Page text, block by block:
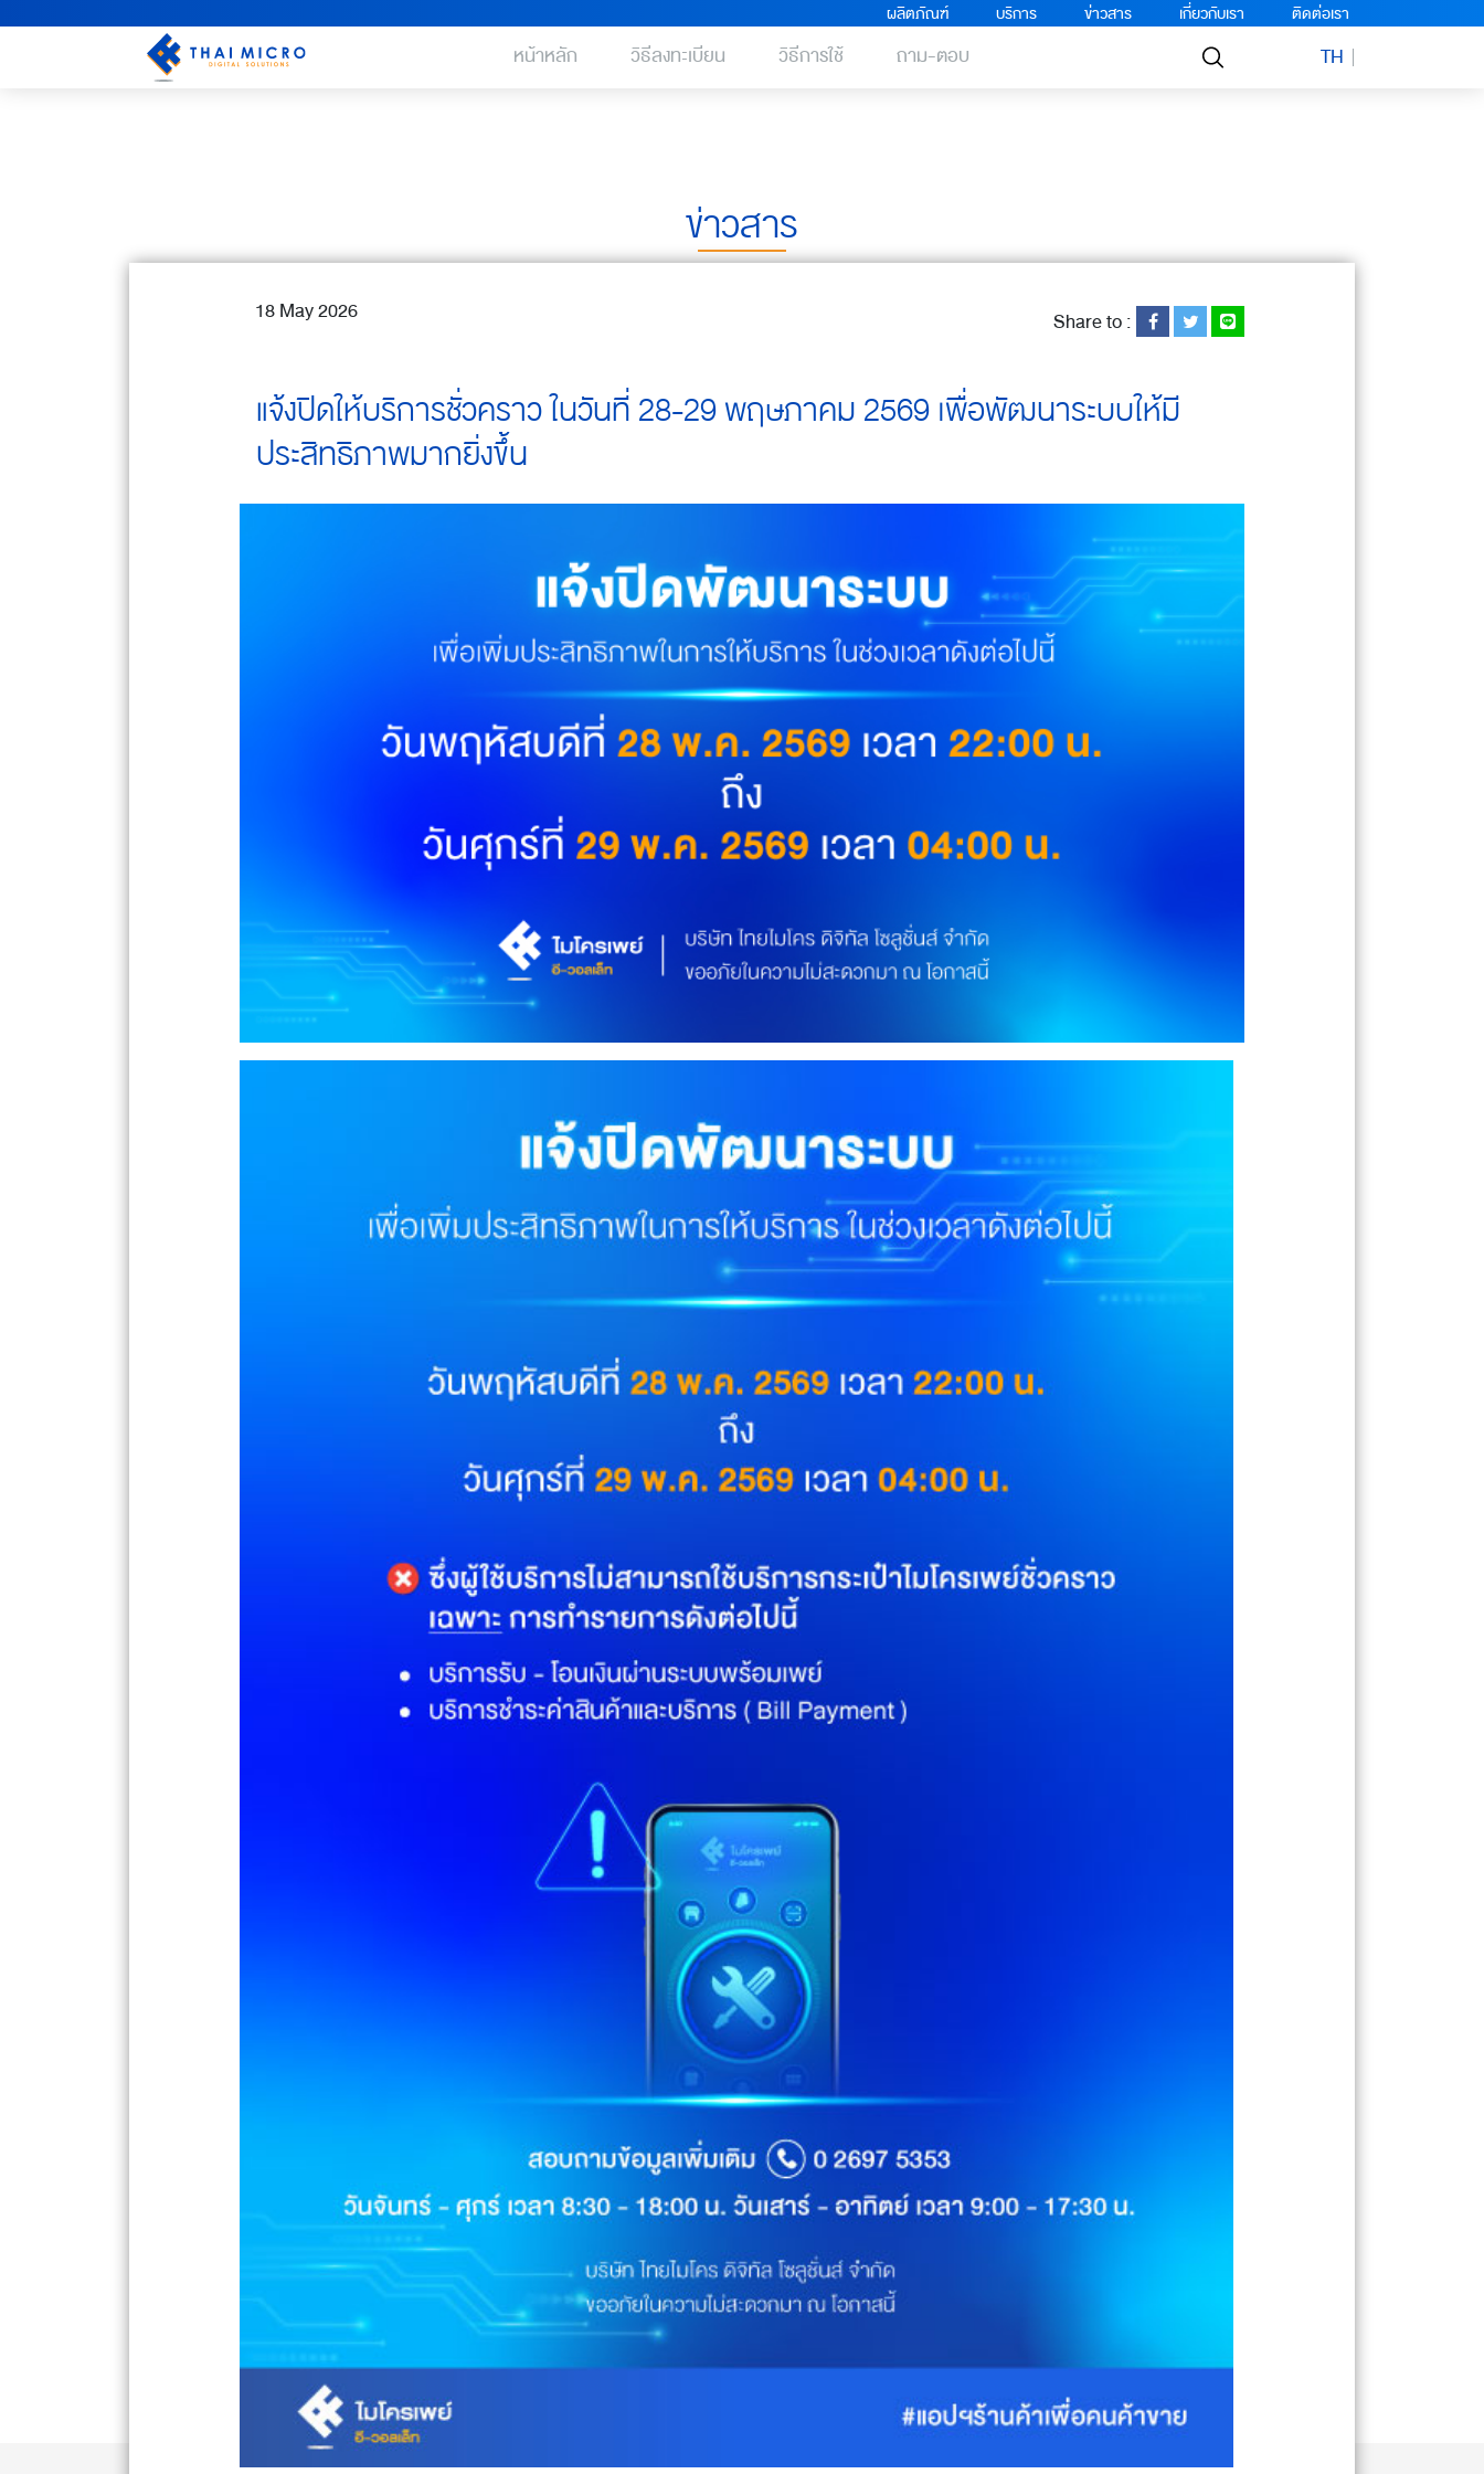
ผลิตภัณฑ์ บริการ ข่าวสาร เกี่ยวกับเรา ติดต่อเรา
หน้าหลัก วิธีลงทะเบียน วิธีการใช้ ถาม-ตอบ TH
ข่าวสาร
18 May 2026 Share to :
แจ้งปิดให้บริการชั่วคราว ในวันที่ 28-29 พฤษภาคม 2569 เพื่อพัฒนาระบบให้มี
ประสิทธิภาพมากยิ่งขึ้น